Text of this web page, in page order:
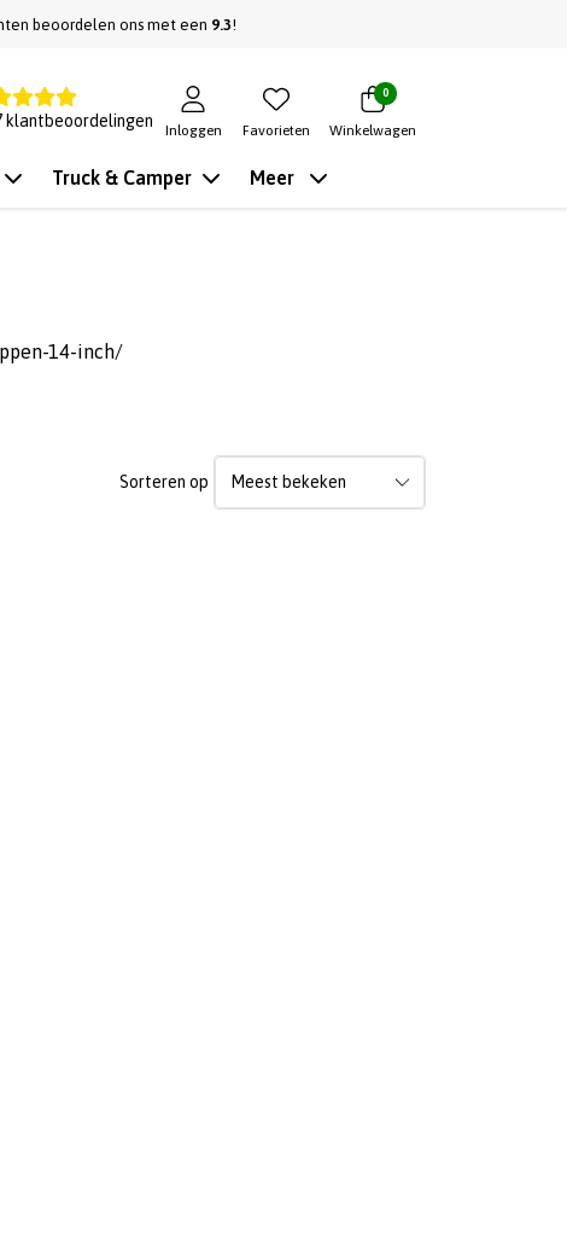
beoordelen ons met een 9.3!
klantbeoordelingen
Inloggen Favorieten
0
Winkelwagen
Truck & Camper Meer
14-inch/
Sorteren op